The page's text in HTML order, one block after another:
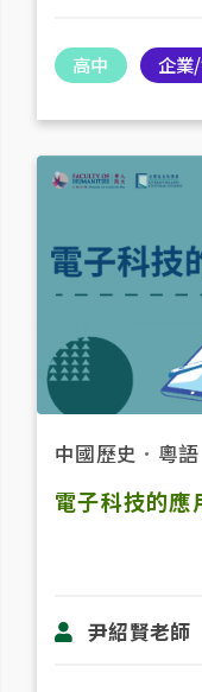
高中 企業
中國歷史 ． 粵語
電子科技的應
尹紹賢老師